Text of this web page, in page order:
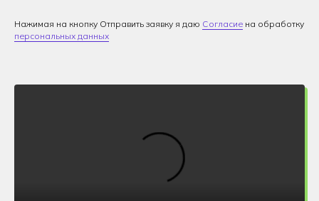
Нажимая на кнопку Отправить заявку я даю Согласие на обработку
персональных данных